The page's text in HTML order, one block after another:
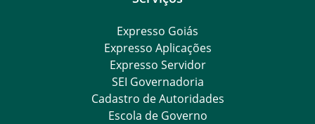
Expresso Goiás
Expresso Aplicações
Expresso Servidor
SEI Governadoria
Cadastro de Autoridades
Escola de Governo